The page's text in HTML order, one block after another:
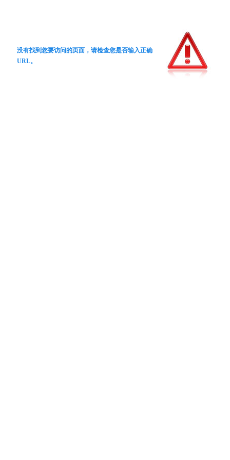
没有找到您要访问的页面，请检查您是否输入正确
URL。